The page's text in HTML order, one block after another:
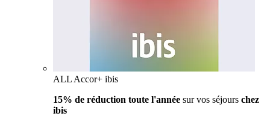
ALL Accor+ ibis
15% de réduction toute l'année sur vos séjours chez
ibis